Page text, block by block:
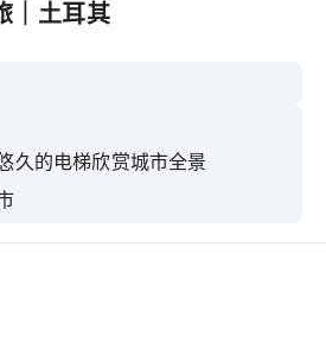
｜土耳其
久的电梯欣赏城市全景
场和历史悠久的 Kızlarağası